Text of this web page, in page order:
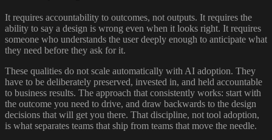
It requires accountability to outcomes, not outputs. It requires the
ability to say a design is wrong even when it looks right. It requires
someone who understands the user deeply enough to anticipate what
they need before they ask for it.
These qualities do not scale automatically with AI adoption. They
have to be deliberately preserved, invested in, and held accountable
to business results. The approach that consistently works: start with
the outcome you need to drive, and draw backwards to the design
decisions that will get you there. That discipline, not tool adoption,
is what separates teams that ship from teams that move the needle.